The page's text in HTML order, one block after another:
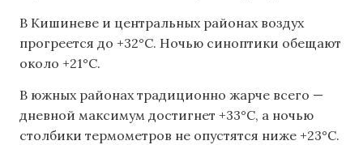
В Кишиневе и центральных районах воздух
прогреется до +32°C. Ночью синоптики обещают
около +21°C.
В южных районах традиционно жарче всего —
дневной максимум достигнет +33°C, а ночью
столбики термометров не опустятся ниже +23°C.